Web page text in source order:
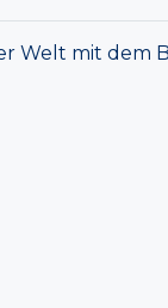
Welt mit dem